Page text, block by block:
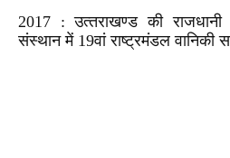
2017 : उत्‍तराखण्‍ड की
संस्‍थान में 19वां राष्‍ट्रमंडल